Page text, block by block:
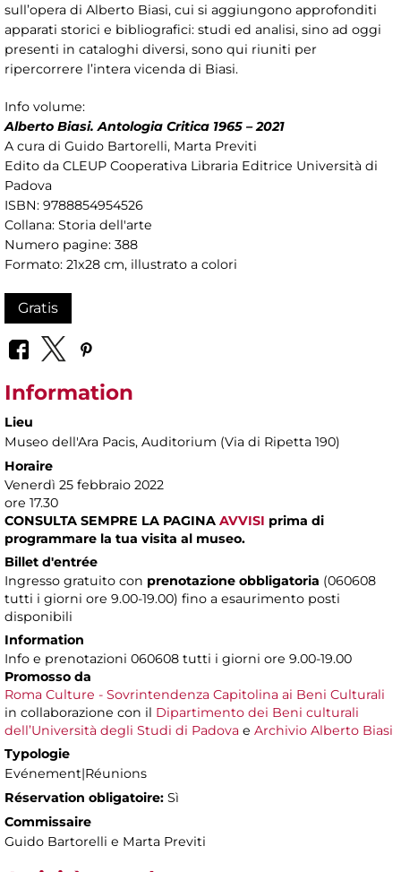
sull’opera di Alberto Biasi, cui si aggiungono approfonditi
apparati storici e bibliografici: studi ed analisi, sino ad oggi
presenti in cataloghi diversi, sono qui riuniti per
ripercorrere l’intera vicenda di Biasi.
Info volume:
Alberto Biasi. Antologia Critica 1965 – 2021
A cura di Guido Bartorelli, Marta Previti
Edito da CLEUP Cooperativa Libraria Editrice Università di
Padova
ISBN: 9788854954526
Collana: Storia dell'arte
Numero pagine: 388
Formato: 21x28 cm, illustrato a colori
Gratis
Information
Lieu
Museo dell'Ara Pacis, Auditorium (Via di Ripetta 190)
Horaire
Venerdì 25 febbraio 2022
ore 17.30
CONSULTA SEMPRE LA PAGINA AVVISI prima di
programmare la tua visita al museo.
Billet d'entrée
Ingresso gratuito con prenotazione obbligatoria (060608
tutti i giorni ore 9.00-19.00) fino a esaurimento posti
disponibili
Information
Info e prenotazioni 060608 tutti i giorni ore 9.00-19.00
Promosso da
Roma Culture - Sovrintendenza Capitolina ai Beni Culturali
in collaborazione con il Dipartimento dei Beni culturali
dell’Università degli Studi di Padova e Archivio Alberto Biasi
Typologie
Evénement|Réunions
Réservation obligatoire: Sì
Commissaire
Guido Bartorelli e Marta Previti